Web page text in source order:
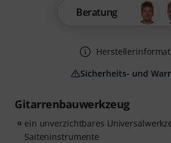
Gitarrenbauwerkzeug
ein unverzichtbares
Saiteninstrumente
Beratung
Sicherheits- und